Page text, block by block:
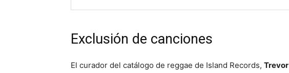
Exclusión de canciones
El curador del catálogo de reggae de Island Records,